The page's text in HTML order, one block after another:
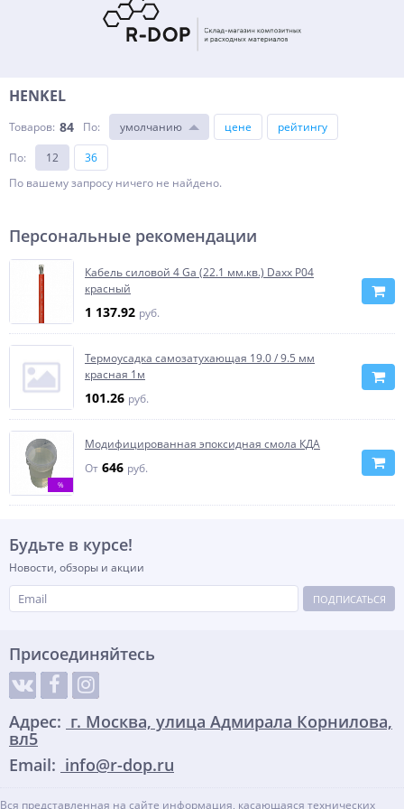
HENKEL
Товаров: 84 По: умолчанию цене
рейтингу
По: 12
36
По вашему запросу ничего не найдено.
Персональные рекомендации
Кабель силовой 4 Ga (22.1 мм.кв.) Daxx P04
красный
1 137.92 руб.
Термоусадка самозатухающая 19.0 / 9.5 мм
красная 1м
101.26 руб.
%
Модифицированная эпоксидная смола КДА
От 646 руб.
Будьте в курсе!
Новости, обзоры и акции
ПОДПИСАТЬСЯ
Присоединяйтесь
Адрес: г. Москва, улица Адмирала Корнилова,
вл5
Email: info@r-dop.ru
Вся представленная на сайте информация, касающаяся технических